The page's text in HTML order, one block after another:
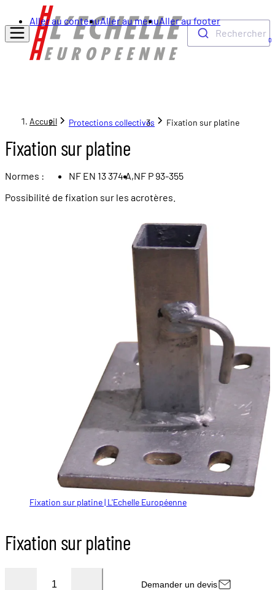
Aller au contenuAller au menuAller au footer
Rechercher
0
Accueil Protections collectives Fixation sur platine
Fixation sur platine
Normes : NF EN 13 374 A,NF P 93-355
Possibilité de fixation sur les acrotères.
Fixation sur platine | L'Echelle Européenne
Fixation sur platine
Demander un devis